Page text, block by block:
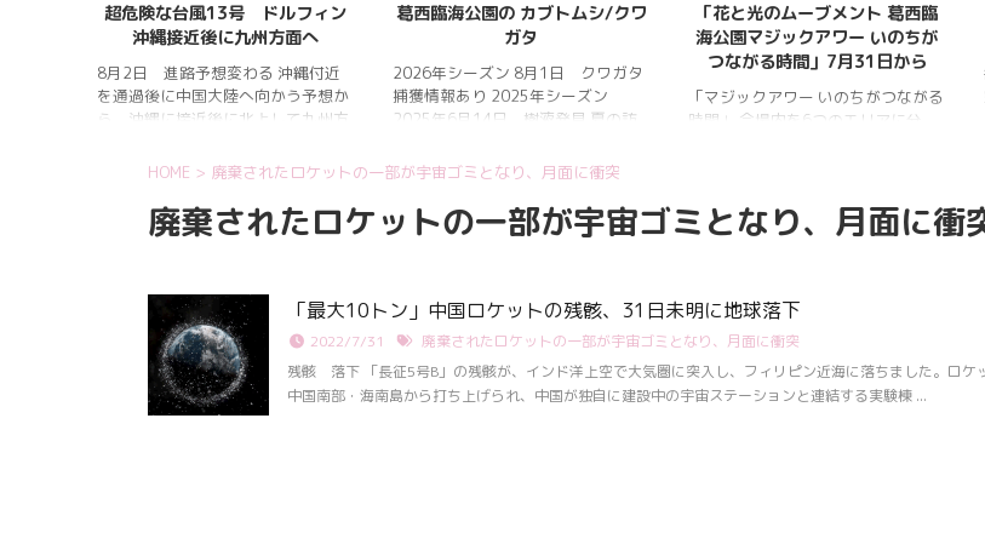
超危険な台風13号 ドルフィン
沖縄接近後に九州方面へ
8月2日 進路予想変わる 沖縄付近
を通過後に中国大陸へ向かう予想か
ら、沖縄に接近後に北上して九州方
庁
パ中期予報センター 気象庁 8月
31日 6:00 8月30日 5:20 8月1日
上の海域を西進する見込みで、猛烈
な勢力になる見込み。
葛西臨海公園の カブトムシ/クワ
ガタ
2026年シーズン 8月1日 クワガタ
捕獲情報あり 2025年シーズン
2025年6月14日 樹液発見 夏の訪
く、樹液の出方は低調。新水族園の
シ・クワガタの確認情報はかなり減
りましたが、カブトムシ・ノコギリ
思われます。 2025年3月28日 冬
眠していたコクワガタ全員が目覚め
ました!! 2025年2月17日 冬眠して
いたコクワガタ♂が目覚めました!!
昆虫ゼリーを吸って ...
「花と光のムーブメント 葛西臨
海公園マジックアワー いのちが
つながる時間」7月31日から
「マジックアワー いのちがつながる
時間」 会場内を6つのエリアに分
間は18時～20時30分。 「フォト
スポット」（ひまわり畑内） 噴水
出「Deep Sea Night（深海の夜）」
HOME > 廃棄されたロケットの一部が宇宙ゴミとなり、月面に衝突
廃棄されたロケットの一部が宇宙ゴミとなり、月面に衝
「最大10トン」中国ロケットの残骸、31日未明に地球落下
2022/7/31
廃棄されたロケットの一部が宇宙ゴミとなり、月面に衝突
残骸 落下 「長征5号B」の残骸が、インド洋上空で大気圏に突入し、フィリピン近海に落ちました。ロケ
中国南部・海南島から打ち上げられ、中国が独自に建設中の宇宙ステーションと連結する実験棟 ...